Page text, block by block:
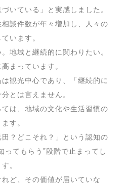
いている」と実感しました。
談件数が年々増加し、人々の
います。
地域と継続的に関わりたい。
まっています。
観光中心であり、「継続的に
とは言えません。
は、地域の文化や生活習慣の
す。
？どこそれ？」という認知の
ってもらう”段階で止まってし
。
ど、その価値が届いていな